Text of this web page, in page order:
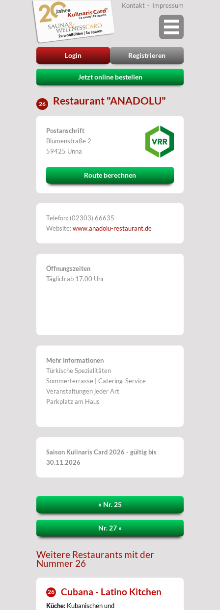
Login Registrieren
Kontakt Impressum
Jetzt online bestellen
26 Restaurant "ANADOLU"
Postanschrift
Blumenstraße 2
59425 Unna
Route berechnen
Telefon: (02303) 66635
Website:www.anadolu-restaurant.de
Öffnungszeiten
Täglich ab 17.00 Uhr
Mehr Informationen
Türkische Spezialitäten
Sommerterrasse | Catering-Service
Veranstaltungen jeder Art
Parkplatz am Haus
Saison Kulinaris Card 2026 - gültig bis
30.11.2026
« Nr. 25
Nr. 27 »
Weitere Restaurants mit der
Nummer 26
26 Cubana - Latino Kitchen
Küche: Kubanischen und